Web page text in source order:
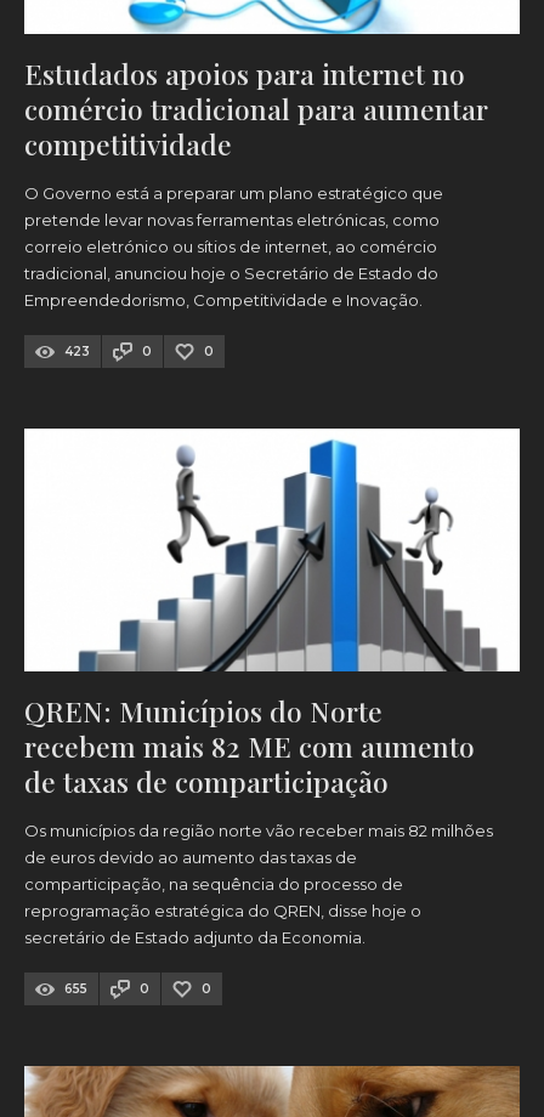
Estudados apoios para internet no
comércio tradicional para aumentar
competitividade
O Governo está a preparar um plano estratégico que
pretende levar novas ferramentas eletrónicas, como
correio eletrónico ou sítios de internet, ao comércio
tradicional, anunciou hoje o Secretário de Estado do
Empreendedorismo, Competitividade e Inovação.
423 0 0
QREN: Municípios do Norte
recebem mais 82 ME com aumento
de taxas de comparticipação
Os municípios da região norte vão receber mais 82 milhões
de euros devido ao aumento das taxas de
comparticipação, na sequência do processo de
reprogramação estratégica do QREN, disse hoje o
secretário de Estado adjunto da Economia.
655 0 0